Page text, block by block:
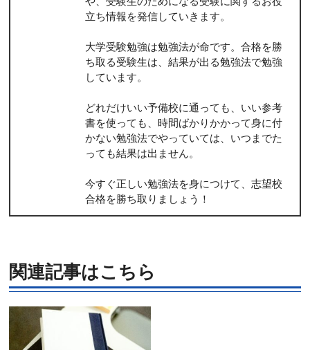
立ち情報を発信していきます。
大学受験勉強は勉強法が命です。合格を勝
ち取る受験生は、結果が出る勉強法で勉強
しています。
どれだけいい予備校に通っても、いい参考
書を使っても、時間ばかりかかって身に付
かない勉強法でやっていては、いつまでた
っても結果は出ません。
今すぐ正しい勉強法を身につけて、志望校
合格を勝ち取りましょう！
関連記事はこちら